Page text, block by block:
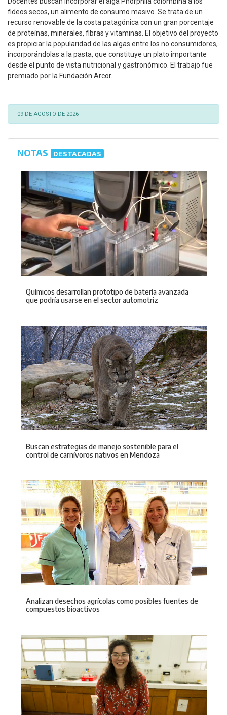
fideos secos, un alimento de consumo masivo. Se trata de un
recurso renovable de la costa patagónica con un gran porcentaje
de proteínas, minerales, fibras y vitaminas. El objetivo del proyecto
es propiciar la popularidad de las algas entre los no consumidores,
incorporándolas a la pasta, que constituye un plato importante
desde el punto de vista nutricional y gastronómico. El trabajo fue
premiado por la Fundación Arcor.
09 DE AGOSTO DE 2026
NOTAS DESTACADAS
Químicos desarrollan prototipo de batería avanzada
que podría usarse en el sector automotriz
Buscan estrategias de manejo sostenible para el
control de carnívoros nativos en Mendoza
Analizan desechos agrícolas como posibles fuentes de
compuestos bioactivos